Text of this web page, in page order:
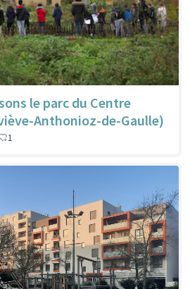
le parc du Centre
Anthonioz-de-Gaulle)
1